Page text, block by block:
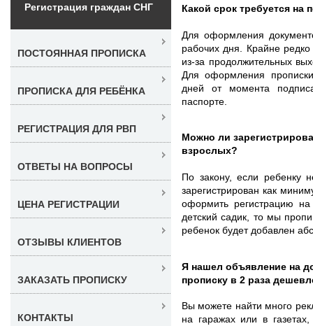
Какой срок требуется на
Для оформления
рабочих дня. Крайне
из-за продолжительных
Для оформления
дней от момента
паспорте.
Можно ли
взрослых?
По закону, если ребенку
зарегистрирован как
оформить регистрацию
детский садик, то мы
ребенок будет добавлен
Я нашел объявление на
прописку в 2 раза
Вы можете найти много
на гаражах или в
Регистрация граждан СНГ
ПОСТОЯННАЯ ПРОПИСКА
ПРОПИСКА ДЛЯ РЕБЁНКА
РЕГИСТРАЦИЯ ДЛЯ РВП
ОТВЕТЫ НА ВОПРОСЫ
ЦЕНА РЕГИСТРАЦИИ
ОТЗЫВЫ КЛИЕНТОВ
ЗАКАЗАТЬ ПРОПИСКУ
КОНТАКТЫ